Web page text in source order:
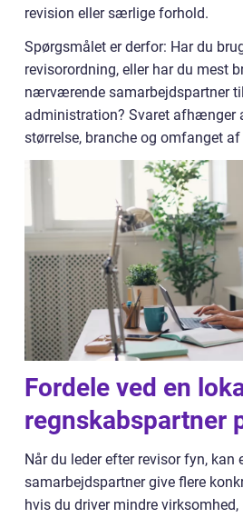
revision eller særlige forhold.
Spørgsmålet er derfor: Har du
revisorordning, eller har du mest
nærværende samarbejdspartner
administration? Svaret afhænger
størrelse, branche og omfanget
Fordele ved en
regnskabspartner
Når du leder efter revisor fyn, kan
samarbejdspartner give flere
hvis du driver mindre